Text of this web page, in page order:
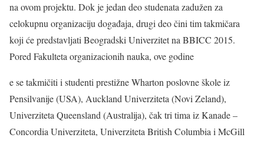
na ovom projektu. Dok je jedan deo studenata zadužen za
celokupnu organizaciju događaja, drugi deo čini tim takmičara
koji će predstavljati Beogradski Univerzitet na BBICC 2015.
Pored Fakulteta organizacionih nauka, ove godine
e se takmičiti i studenti prestižne Wharton poslovne škole iz
Pensilvanije (USA), Auckland Univerziteta (Novi Zeland),
Univerziteta Queensland (Australija), čak tri tima iz Kanade –
Concordia Univerziteta, Univerziteta British Columbia i McGill